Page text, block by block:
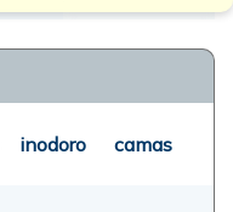
inodoro camas